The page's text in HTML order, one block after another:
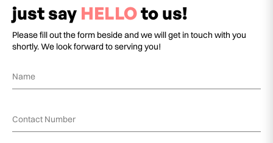
just say HELLOto us!
Please fill out the form beside and we will get in touch with you
shortly. We look forward to serving you!